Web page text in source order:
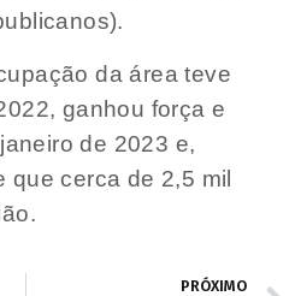
da área teve
ganhou força e
de 2023 e,
que cerca de 2,5 mil
PRÓXIMO